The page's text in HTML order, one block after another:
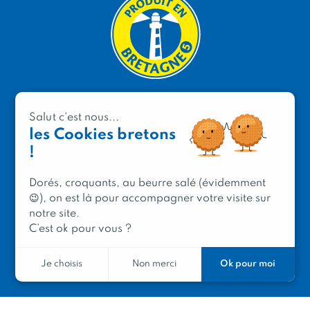
2 avenue de Provence
29200 Brest
Mentions légales
Contacter Produit en Bretagne
Le réseau
Salut c'est nous...
les Cookies bretons
!
Dorés, croquants, au beurre salé (évidemment
😉), on est là pour accompagner votre visite sur
notre site.
C’est ok pour vous ?
Je choisis Non merci Ok pour moi